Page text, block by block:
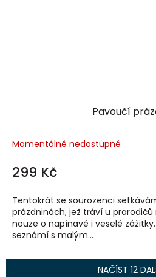
Pavoučí
Momentálně nedostupné
299 Kč
Tentokrát se sourozenci
prázdninách, jež tráví u prarodičů
nouze o napínavé i veselé zážitky.
seznámí s malým...
NAČÍST 12